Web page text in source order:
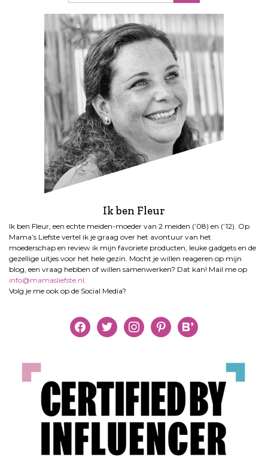
Ik ben Fleur
Ik ben Fleur, een echte meiden-moeder van 2 meiden (’08) en (’12). Op
Mama’s Liefste vertel ik je graag over het avontuur van het
moederschap en review ik mijn favoriete producten, leuke gadgets en de
gezellige uitjes voor het hele gezin. Mocht je willen reageren op mijn
blog, een vraag hebben of willen samenwerken? Dat kan! Mail me op
info@mamasliefste.nl
Volg je me ook op de Social Media?
facebooktwitter instagrampinterestbloglovin